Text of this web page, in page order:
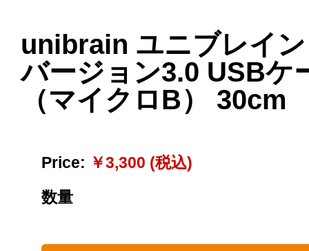
unibrain ユニブレイン
バージョン3.0 USBケ
（マイクロB） 30cm
Price: ￥3,300 (税込)
数量